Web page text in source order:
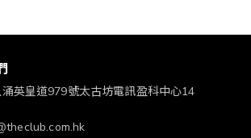
英皇道979號太古坊電訊盈科中心14